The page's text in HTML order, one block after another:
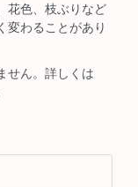
花色、枝ぶりなど
変わることがあり
せん。詳しくは